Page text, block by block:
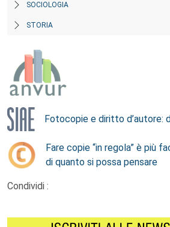
SOCIOLOGIA
STORIA
Fotocopie e diritto d’autore:
Fare copie “in regola” è più
di quanto si possa pensare
Condividi :